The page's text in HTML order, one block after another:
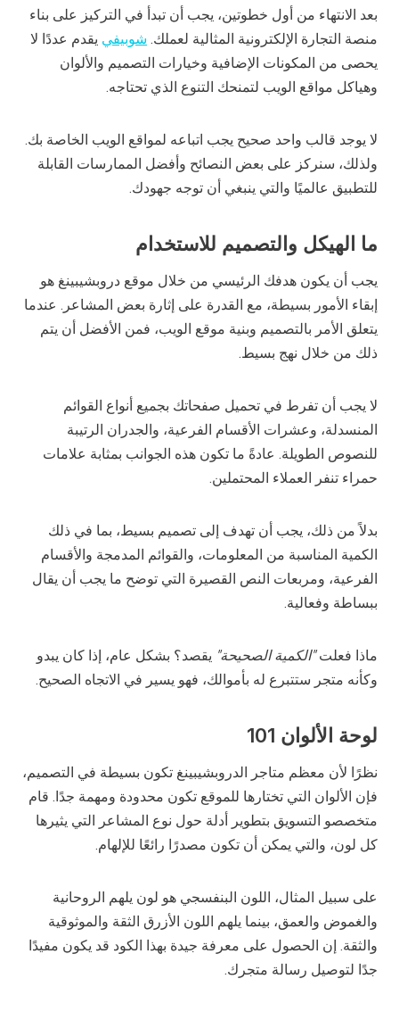
بعد الانتهاء من أول خطوتين، يجب أن تبدأ في التركيز على بناء
منصة التجارة الإلكترونية المثالية لعملك. شوبيفي يقدم عددًا لا
يحصى من المكونات الإضافية وخيارات التصميم والألوان
وهياكل مواقع الويب لتمنحك التنوع الذي تحتاجه.
لا يوجد قالب واحد صحيح يجب اتباعه لمواقع الويب الخاصة بك.
ولذلك، سنركز على بعض النصائح وأفضل الممارسات القابلة
للتطبيق عالميًا والتي ينبغي أن توجه جهودك.
ما الهيكل والتصميم للاستخدام
يجب أن يكون هدفك الرئيسي من خلال موقع دروبشيبينغ هو
إبقاء الأمور بسيطة، مع القدرة على إثارة بعض المشاعر. عندما
يتعلق الأمر بالتصميم وبنية موقع الويب، فمن الأفضل أن يتم
ذلك من خلال نهج بسيط.
لا يجب أن تفرط في تحميل صفحاتك بجميع أنواع القوائم
المنسدلة، وعشرات الأقسام الفرعية، والجدران الرتيبة
للنصوص الطويلة. عادةً ما تكون هذه الجوانب بمثابة علامات
حمراء تنفر العملاء المحتملين.
بدلاً من ذلك، يجب أن تهدف إلى تصميم بسيط، بما في ذلك
الكمية المناسبة من المعلومات، والقوائم المدمجة والأقسام
الفرعية، ومربعات النص القصيرة التي توضح ما يجب أن يقال
ببساطة وفعالية.
ماذا فعلت"الكمية الصحيحة" يقصد؟ بشكل عام، إذا كان يبدو
وكأنه متجر ستتبرع له بأموالك، فهو يسير في الاتجاه الصحيح.
لوحة الألوان 101
نظرًا لأن معظم متاجر الدروبشيبينغ تكون بسيطة في التصميم،
فإن الألوان التي تختارها للموقع تكون محدودة ومهمة جدًا. قام
متخصصو التسويق بتطوير أدلة حول نوع المشاعر التي يثيرها
كل لون، والتي يمكن أن تكون مصدرًا رائعًا للإلهام.
على سبيل المثال، اللون البنفسجي هو لون يلهم الروحانية
والغموض والعمق، بينما يلهم اللون الأزرق الثقة والموثوقية
والثقة. إن الحصول على معرفة جيدة بهذا الكود قد يكون مفيدًا
جدًا لتوصيل رسالة متجرك.